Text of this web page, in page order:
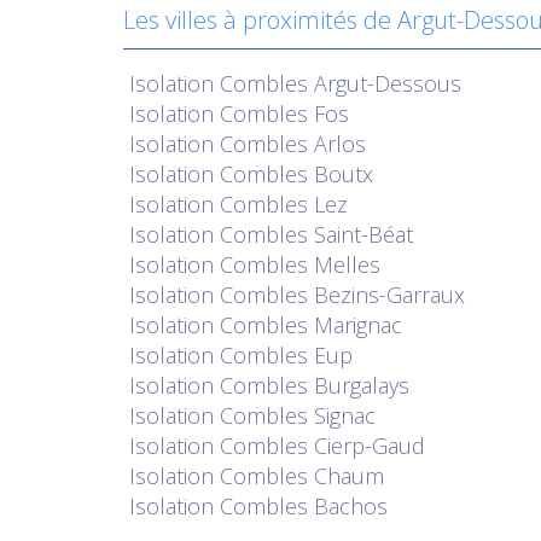
Les villes à proximités de Argut-
Isolation Combles Argut-Dessous
Isolation Combles Fos
Isolation Combles Arlos
Isolation Combles Boutx
Isolation Combles Lez
Isolation Combles Saint-Béat
Isolation Combles Melles
Isolation Combles Bezins-Garraux
Isolation Combles Marignac
Isolation Combles Eup
Isolation Combles Burgalays
Isolation Combles Signac
Isolation Combles Cierp-Gaud
Isolation Combles Chaum
Isolation Combles Bachos